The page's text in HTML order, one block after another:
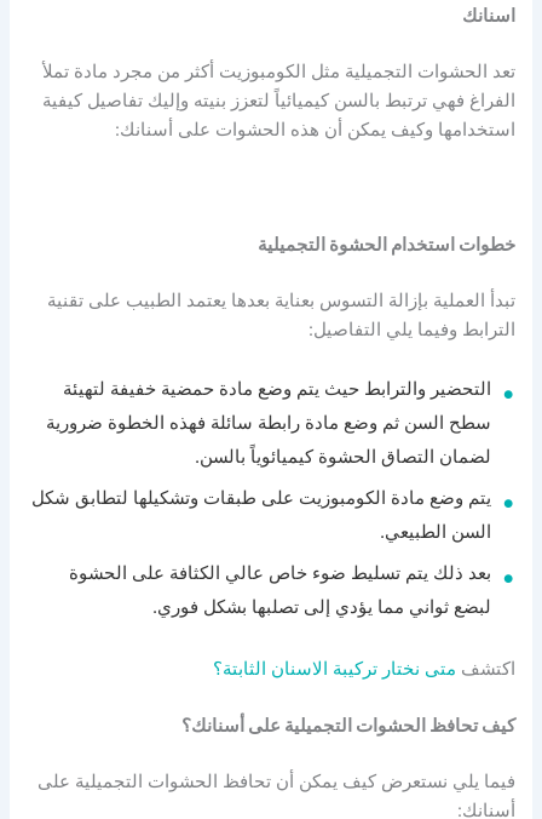
اسنانك
تعد الحشوات التجميلية مثل الكومبوزيت أكثر من مجرد مادة تملأ
الفراغ فهي ترتبط بالسن كيميائياً لتعزز بنيته وإليك تفاصيل كيفية
استخدامها وكيف يمكن أن هذه الحشوات على أسنانك:
خطوات استخدام الحشوة التجميلية
تبدأ العملية بإزالة التسوس بعناية بعدها يعتمد الطبيب على تقنية
الترابط وفيما يلي التفاصيل:
التحضير والترابط حيث يتم وضع مادة حمضية خفيفة لتهيئة
سطح السن ثم وضع مادة رابطة سائلة فهذه الخطوة ضرورية
لضمان التصاق الحشوة كيميائوياً بالسن.
يتم وضع مادة الكومبوزيت على طبقات وتشكيلها لتطابق شكل
السن الطبيعي.
بعد ذلك يتم تسليط ضوء خاص عالي الكثافة على الحشوة
لبضع ثواني مما يؤدي إلى تصلبها بشكل فوري.
اكتشف متى نختار تركيبة الاسنان الثابتة؟
كيف تحافظ الحشوات التجميلية على أسنانك؟
فيما يلي نستعرض كيف يمكن أن تحافظ الحشوات التجميلية على
أسنانك: